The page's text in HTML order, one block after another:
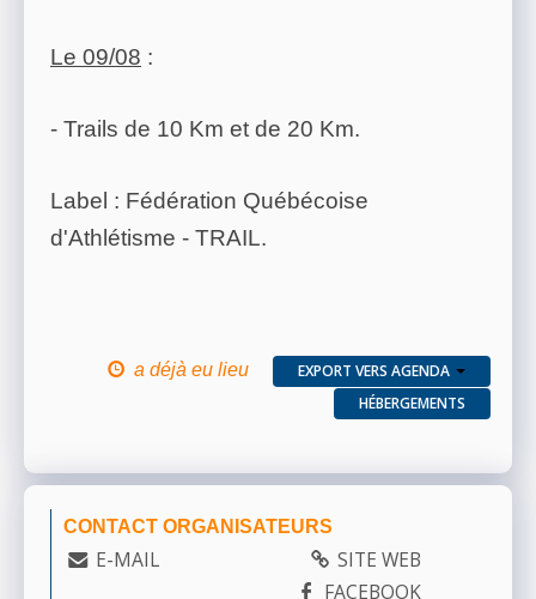
Le 09/08 :
- Trails de 10 Km et de 20 Km.
Label : Fédération Québécoise
d'Athlétisme - TRAIL.
a déjà eu lieu
EXPORT VERS AGENDA
HÉBERGEMENTS
CONTACT ORGANISATEURS
E-MAIL
SITE WEB
FACEBOOK